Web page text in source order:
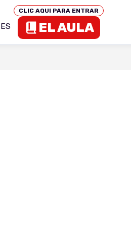
CLIC AQUI PARA ENTRAR
EL AULA